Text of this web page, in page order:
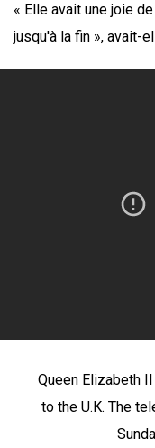
« Elle avait une joie
jusqu'à la fin », avait-
Queen Elizabeth
to the U.K. The